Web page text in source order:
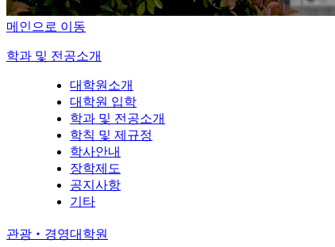
메인으로 이동
학과 및 전공소개
대학원소개
대학원 입학
학과 및 전공소개
학칙 및 제규정
학사안내
장학제도
공지사항
기타
관광‧경영대학원